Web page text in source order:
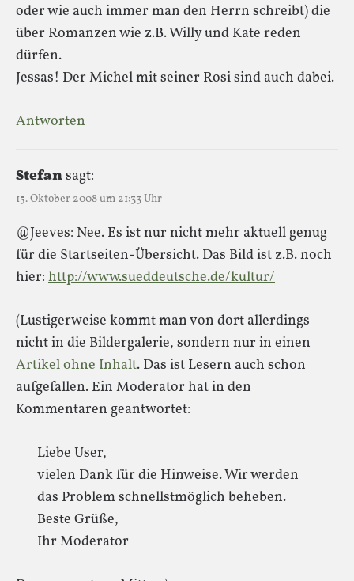
oder wie auch immer man den Herrn schreibt) die
über Romanzen wie z.B. Willy und Kate reden
dürfen.
Jessas! Der Michel mit seiner Rosi sind auch dabei.
Antworten
Stefansagt:
15. Oktober 2008 um 21:33 Uhr
@Jeeves: Nee. Es ist nur nicht mehr aktuell genug
für die Startseiten-Übersicht. Das Bild ist z.B. noch
hier: http://www.sueddeutsche.de/kultur/
(Lustigerweise kommt man von dort allerdings
nicht in die Bildergalerie, sondern nur in einen
Artikel ohne Inhalt. Das ist Lesern auch schon
aufgefallen. Ein Moderator hat in den
Kommentaren geantwortet:
Liebe User,
vielen Dank für die Hinweise. Wir werden
das Problem schnellstmöglich beheben.
Beste Grüße,
Ihr Moderator